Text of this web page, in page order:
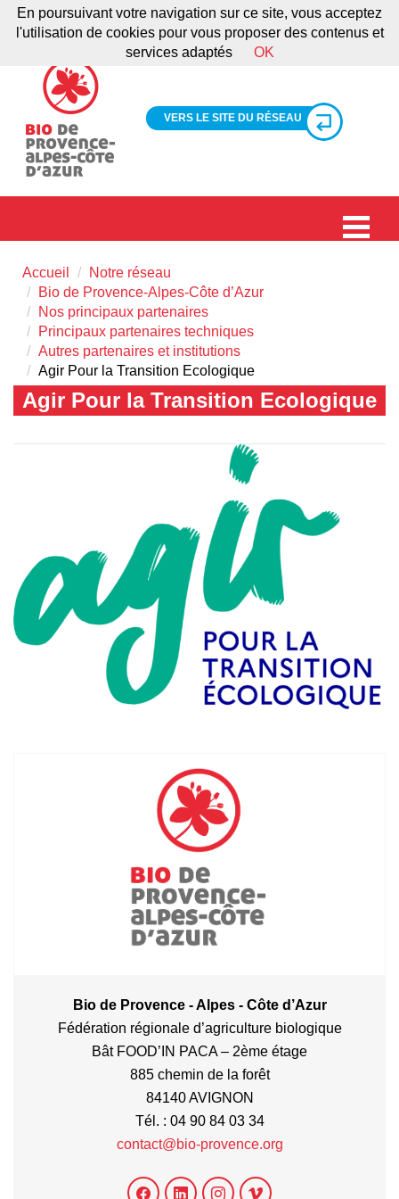
VERS LE SITE DU RÉSEAU
Accueil
Notre réseau
Bio de Provence-Alpes-Côte d’Azur
Nos principaux partenaires
Principaux partenaires techniques
Autres partenaires et institutions
Agir Pour la Transition Ecologique
Agir Pour la Transition Ecologique
Bio de Provence - Alpes - Côte d’Azur
Fédération régionale d’agriculture biologique
Bât FOOD’IN PACA – 2ème étage
885 chemin de la forêt
84140 AVIGNON
Tél. : 04 90 84 03 34
contact@bio-provence.org
En poursuivant votre navigation sur ce site, vous acceptez
l'utilisation de cookies pour vous proposer des contenus et
services adaptés
OK